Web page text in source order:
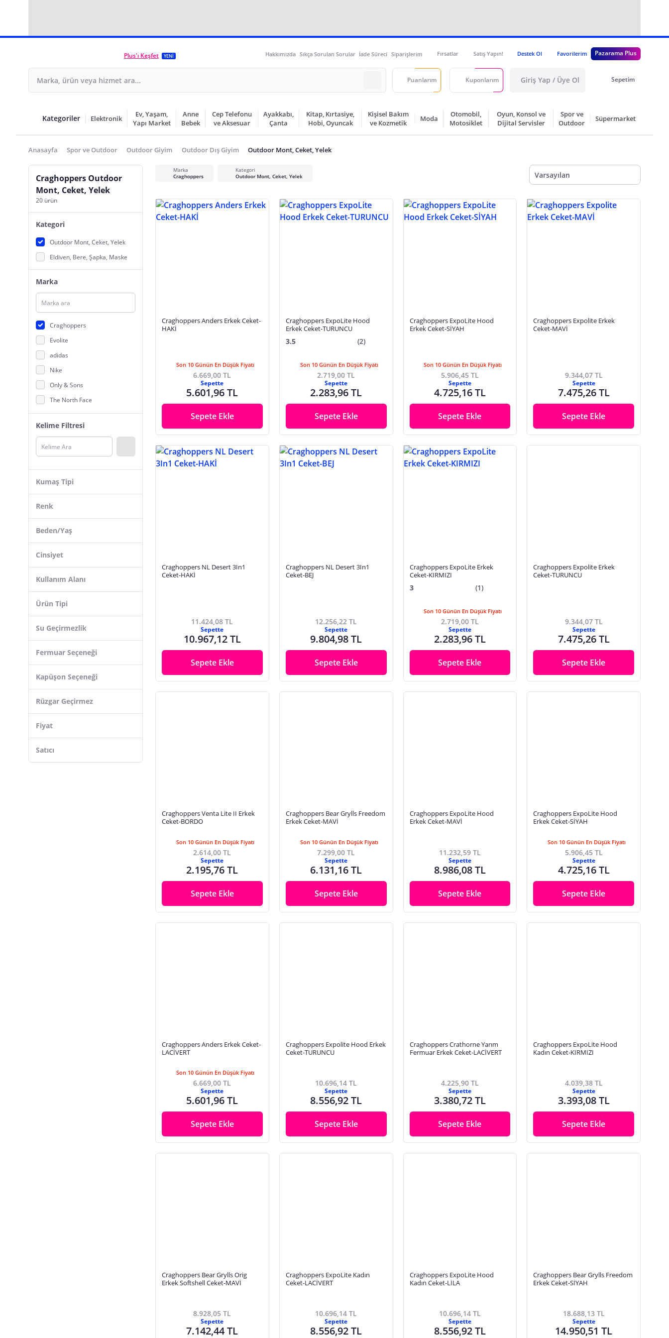
Plus'ı Keşfet YENİ Hakkımızda Sıkça Sorulan Sorular İade Süreci Siparişlerim Fırsatlar Satış Yapın! Destek Ol Favorilerim Pazarama Plus
Puanlarım Kuponlarım Giriş Yap / Üye Ol Sepetim
Kategoriler Elektronik
Ev, Yaşam,
Yapı Market
Anne
Bebek
Cep Telefonu
ve Aksesuar
Ayakkabı,
Çanta
Kitap, Kırtasiye,
Hobi, Oyuncak
Kişisel Bakım
ve Kozmetik
Moda
Otomobil,
Motosiklet
Oyun, Konsol ve
Dijital Servisler
Spor ve
Outdoor
Süpermarket
Anasayfa Spor ve Outdoor Outdoor Giyim Outdoor Dış Giyim Outdoor Mont, Ceket, Yelek
Craghoppers Outdoor
Mont, Ceket, Yelek
20 ürün
Kategori
Outdoor Mont, Ceket, Yelek
Eldiven, Bere, Şapka, Maske
Marka
Craghoppers
Evolite
adidas
Nike
Only & Sons
The North Face
GHASSY CO.
Helly Hansen
Jack Wolfskin
BAW COMPANY
Freecamp
Avcı Market
NorthFace
5.11 Tactical
Montland
Kelime Filtresi
Kumaş Tipi
Renk
Beden/Yaş
Cinsiyet
Kullanım Alanı
Ürün Tipi
Su Geçirmezlik
Fermuar Seçeneği
Kapüşon Seçeneği
Rüzgar Geçirmez
Fiyat
Satıcı
Marka
Craghoppers
Kategori
Outdoor Mont, Ceket, Yelek
Varsayılan
Craghoppers Anders Erkek Ceket-
HAKİ
Son 10 Günün En Düşük Fiyatı
6.669,00 TL
Sepette
5.601,96 TL
Sepete Ekle
Craghoppers ExpoLite Hood
Erkek Ceket-TURUNCU
3.5 (2)
Son 10 Günün En Düşük Fiyatı
2.719,00 TL
Sepette
2.283,96 TL
Sepete Ekle
Craghoppers ExpoLite Hood
Erkek Ceket-SİYAH
Son 10 Günün En Düşük Fiyatı
5.906,45 TL
Sepette
4.725,16 TL
Sepete Ekle
Craghoppers Expolite Erkek
Ceket-MAVİ
9.344,07 TL
Sepette
7.475,26 TL
Sepete Ekle
Craghoppers NL Desert 3In1
Ceket-HAKİ
11.424,08 TL
Sepette
10.967,12 TL
Sepete Ekle
Craghoppers NL Desert 3In1
Ceket-BEJ
12.256,22 TL
Sepette
9.804,98 TL
Sepete Ekle
Craghoppers ExpoLite Erkek
Ceket-KIRMIZI
3 (1)
Son 10 Günün En Düşük Fiyatı
2.719,00 TL
Sepette
2.283,96 TL
Sepete Ekle
Craghoppers Expolite Erkek
Ceket-TURUNCU
9.344,07 TL
Sepette
7.475,26 TL
Sepete Ekle
Craghoppers Venta Lite II Erkek
Ceket-BORDO
Son 10 Günün En Düşük Fiyatı
2.614,00 TL
Sepette
2.195,76 TL
Sepete Ekle
Craghoppers Bear Grylls Freedom
Erkek Ceket-MAVİ
Son 10 Günün En Düşük Fiyatı
7.299,00 TL
Sepette
6.131,16 TL
Sepete Ekle
Craghoppers ExpoLite Hood
Erkek Ceket-MAVİ
11.232,59 TL
Sepette
8.986,08 TL
Sepete Ekle
Craghoppers ExpoLite Hood
Erkek Ceket-SİYAH
Son 10 Günün En Düşük Fiyatı
5.906,45 TL
Sepette
4.725,16 TL
Sepete Ekle
Craghoppers Anders Erkek Ceket-
LACİVERT
Son 10 Günün En Düşük Fiyatı
6.669,00 TL
Sepette
5.601,96 TL
Sepete Ekle
Craghoppers Expolite Hood Erkek
Ceket-TURUNCU
10.696,14 TL
Sepette
8.556,92 TL
Sepete Ekle
Craghoppers Crathorne Yarım
Fermuar Erkek Ceket-LACİVERT
4.225,90 TL
Sepette
3.380,72 TL
Sepete Ekle
Craghoppers ExpoLite Hood
Kadın Ceket-KIRMIZI
4.039,38 TL
Sepette
3.393,08 TL
Sepete Ekle
Craghoppers Bear Grylls Orig
Erkek Softshell Ceket-MAVİ
8.928,05 TL
Sepette
7.142,44 TL
Craghoppers ExpoLite Kadın
Ceket-LACİVERT
10.696,14 TL
Sepette
8.556,92 TL
Craghoppers ExpoLite Hood
Kadın Ceket-LİLA
10.696,14 TL
Sepette
8.556,92 TL
Craghoppers Bear Grylls Freedom
Erkek Ceket-SİYAH
18.688,13 TL
Sepette
14.950,51 TL